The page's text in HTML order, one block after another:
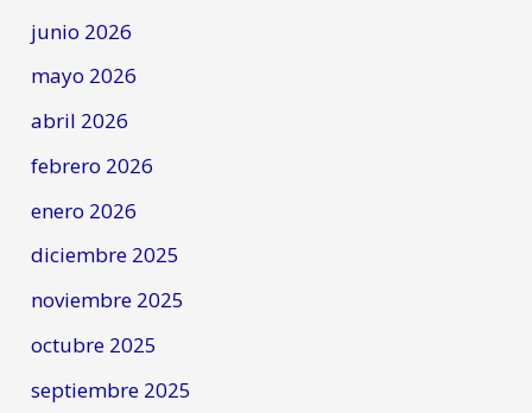
junio 2026
mayo 2026
abril 2026
febrero 2026
enero 2026
diciembre 2025
noviembre 2025
octubre 2025
septiembre 2025